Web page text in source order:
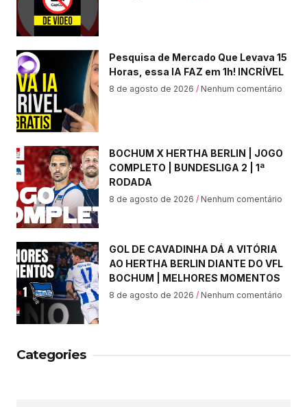
Pesquisa de Mercado Que Levava 15
Horas, essa IA FAZ em 1h! INCRÍVEL
8 de agosto de 2026 Nenhum comentário
BOCHUM X HERTHA BERLIN | JOGO
COMPLETO | BUNDESLIGA 2 | 1ª
RODADA
8 de agosto de 2026 Nenhum comentário
GOL DE CAVADINHA DÁ A VITÓRIA
AO HERTHA BERLIN DIANTE DO VFL
BOCHUM | MELHORES MOMENTOS
8 de agosto de 2026 Nenhum comentário
Categories